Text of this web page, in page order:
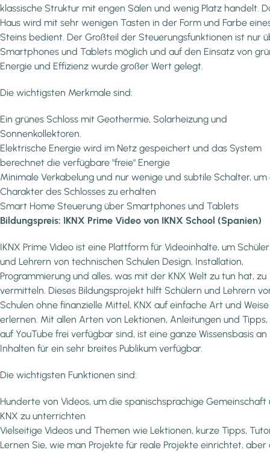
klassische Struktur mit engen Sälen und wenig Platz handelt.
Haus wird mit sehr wenigen Tasten in der Form und Farbe
Steins bedient. Der Großteil der Steuerungsfunktionen ist nur
Smartphones und Tablets möglich und auf den Einsatz von
Energie und Effizienz wurde großer Wert gelegt.
Die wichtigsten Merkmale sind:
Ein grünes Schloss mit Geothermie, Solarheizung und
Sonnenkollektoren.
Elektrische Energie wird im Netz gespeichert und das System
berechnet die verfügbare "freie" Energie
Minimale Verkabelung und nur wenige und subtile Schalter, um
Charakter des Schlosses zu erhalten
Smart Home Steuerung über Smartphones und Tablets
Bildungspreis: IKNX Prime Video von IKNX School (Spanien)
IKNX Prime Video ist eine Plattform für Videoinhalte, um
und Lehrern von technischen Schulen Design, Installation,
Programmierung und alles, was mit der KNX Welt zu tun hat, zu
vermitteln. Dieses Bildungsprojekt hilft Schülern und Lehrern
Schulen ohne finanzielle Mittel, KNX auf einfache Art und
erlernen. Mit allen Arten von Lektionen, Anleitungen und Tipps,
auf YouTube frei verfügbar sind, ist eine ganze Wissensbasis an
Inhalten für ein sehr breites Publikum verfügbar.
Die wichtigsten Funktionen sind:
Hunderte von Videos, um die spanischsprachige Gemeinschaft
KNX zu unterrichten
Vielseitige Videos und Themen wie Lektionen, kurze Tipps,
Lernen Sie, wie man Projekte für reale Projekte einrichtet, aber